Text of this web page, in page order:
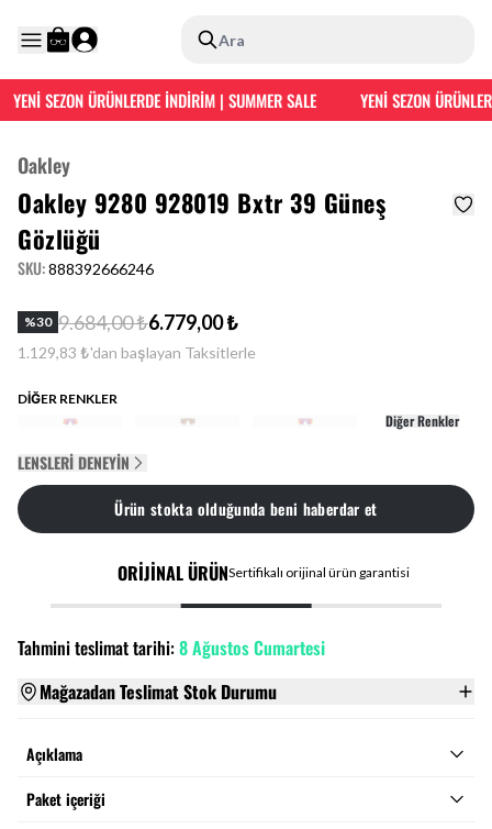
Ara
YENİ SEZON ÜRÜNLERDE İNDİRİM | SUMMER SALE YENİ SEZON
Oakley
Oakley 9280 928019 Bxtr 39 Güneş
Gözlüğü
SKU:888392666246
%30 9.684,00 ₺6.779,00 ₺
1.129,83 ₺'dan başlayan Taksitlerle
DİĞER RENKLER
Diğer Renkler
LENSLERI DENEYIN
Ürün stokta olduğunda beni haberdar et
ORİJİNAL ÜRÜNSertifikalı orijinal ürün garantisi
Tahmini teslimat tarihi:8 Ağustos Cumartesi
Mağazadan Teslimat Stok Durumu
Açıklama
Paket içeriği